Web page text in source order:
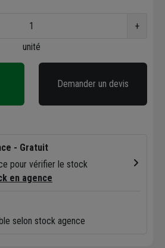
+
unité
Demander un devis
- Gratuit
pour vérifier le stock
en agence
selon stock agence